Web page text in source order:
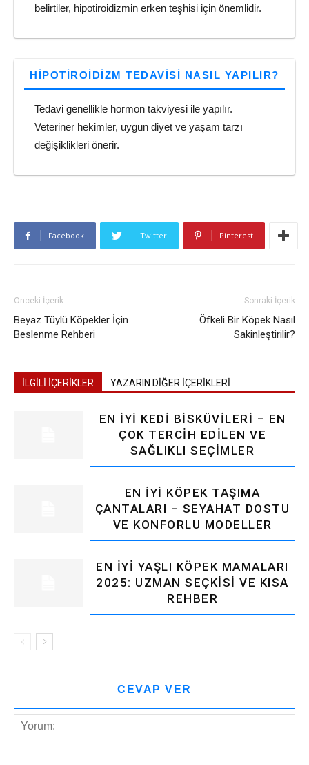
belirtiler, hipotiroidizmin erken teşhisi için önemlidir.
HIPOTIROIDIZM TEDAVISI NASIL YAPILIR?
Tedavi genellikle hormon takviyesi ile yapılır.
Veteriner hekimler, uygun diyet ve yaşam tarzı
değişiklikleri önerir.
Facebook Twitter Pinterest
Önceki İçerik
Beyaz Tüylü Köpekler İçin
Beslenme Rehberi
Sonraki İçerik
Öfkeli Bir Köpek Nasıl
Sakinleştirilir?
İLGİLİ İÇERİKLER YAZARIN DİĞER İÇERİKLERİ
EN İYI KEDI BISKÜVILERI – EN
ÇOK TERCIH EDILEN VE
SAĞLIKLI SEÇIMLER
EN İYI KÖPEK TAŞIMA
ÇANTALARI – SEYAHAT DOSTU
VE KONFORLU MODELLER
EN İYI YAŞLI KÖPEK MAMALARI
2025: UZMAN SEÇKISI VE KISA
REHBER
CEVAP VER